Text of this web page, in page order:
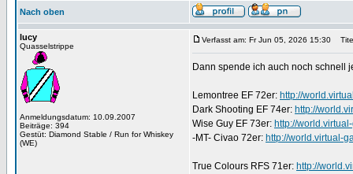
Nach oben
lucy
Quasselstrippe
Anmeldungsdatum: 10.09.2007
Beiträge: 394
Gestüt: Diamond Stable / Run for Whiskey
(WE)
Verfasst am: Fr Jun 05, 2026 15:30
Dann spende ich auch noch schnell
Lemontree EF 72er: http://
Dark Shooting EF 74er: http://
Wise Guy EF 73er: http://
-MT- Civao 72er: http://world.virtual-
True Colours RFS 71er: http://